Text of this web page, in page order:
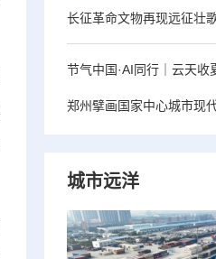
长征革命文物再现远征壮
节气中国·AI同行｜云天收
郑州擘画国家中心城市现
城市远洋